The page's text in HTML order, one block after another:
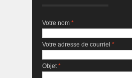
Votre nom *
Votre adresse de courriel *
Objet *